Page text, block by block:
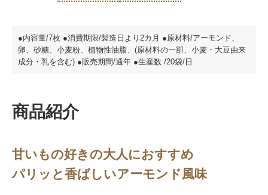
●内容量/7枚 ●消費期限/製造日より2カ月 ●原材料/アーモンド、
卵、砂糖、小麦粉、植物性油脂、(原材料の一部、小麦・大豆由来
成分・乳を含む) ●販売期間/通年 ●生産数 /20袋/日
商品紹介
甘いもの好きの大人におすすめ
パリッと香ばしいアーモンド風味